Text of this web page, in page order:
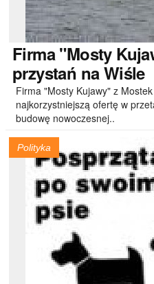
Firma"Mosty
przystań na Wiśle
Firma "Mosty Kujawy" z
najkorzystniejszą ofertę w
budowę nowoczesnej..
Polityka